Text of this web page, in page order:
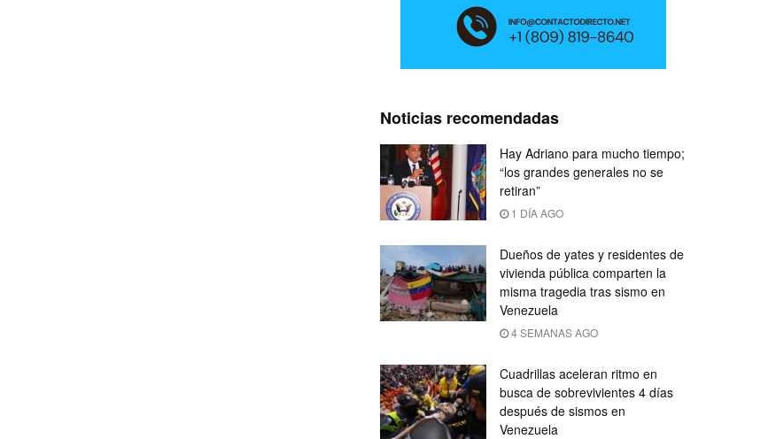
Noticias recomendadas
Hay Adriano para mucho tiempo;
“los grandes generales no se
retiran”
1 DÍA AGO
Dueños de yates y residentes de
vivienda pública comparten la
misma tragedia tras sismo en
Venezuela
4 SEMANAS AGO
Cuadrillas aceleran ritmo en
busca de sobrevivientes 4 días
después de sismos en
Venezuela